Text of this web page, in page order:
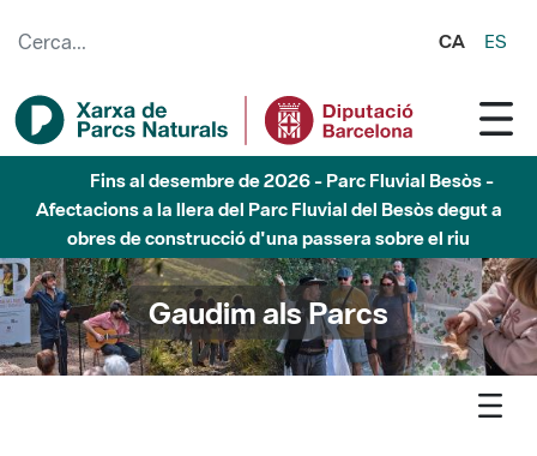
CA ES
Fins al desembre de 2026 - Parc Fluvial Besòs -
Afectacions a la llera del Parc Fluvial del Besòs degut a
obres de construcció d'una passera sobre el riu
Gaudim als Parcs